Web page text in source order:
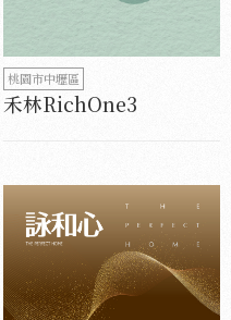
桃園市中壢區
禾林RichOne3